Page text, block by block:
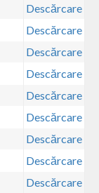
Descărcare
Descărcare
Descărcare
Descărcare
Descărcare
Descărcare
Descărcare
Descărcare
Descărcare